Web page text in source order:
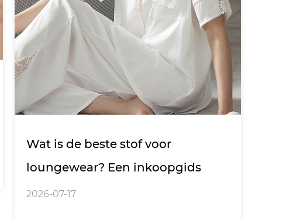
Wat is de beste stof voor
loungewear? Een inkoopgids
2026-07-17